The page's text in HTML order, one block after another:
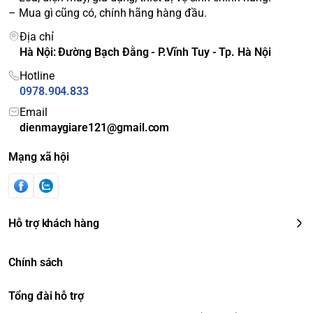
Tủ lạnh LG 675 lít GR-H247LGW có hệ thống khay kính chịu
lực rất bền và linh hoạt đáp ứng tốt nhu cầu bảo quản nhiều
loại thực phẩm có kích thước khác nhau của gia đình. Ngăn
kệ dễ dàng vệ sinh khi dính bẩn giúp bạn tiết kiệm thời gian
hiệu quả.
– Mua gì cũng có, chính hãng hàng đầu.
Địa chỉ
Hà Nội: Đường Bạch Đằng - P.Vĩnh Tuy - Tp. Hà Nội
Hotline
0978.904.833
Email
dienmaygiare121@gmail.com
Mạng xã hội
Hỗ trợ khách hàng
Chính sách
Tổng đài hỗ trợ